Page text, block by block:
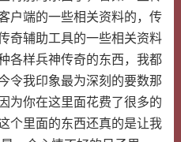
户端的一些相关资料的，传
奇辅助工具的一些相关资料
各样兵神传奇的东西，我都
令我印象最为深刻的要数那
为你在这里面花费了很多的
个里面的东西还真的是让我